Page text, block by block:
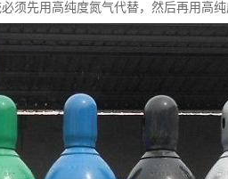
须先用高纯度氮气代替，然后再用高纯